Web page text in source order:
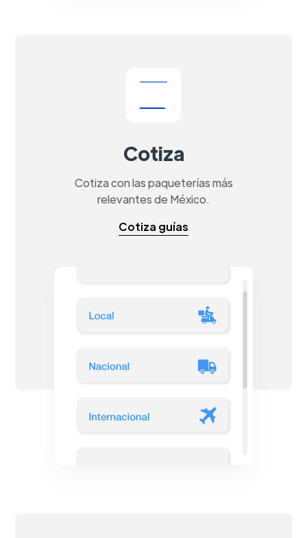
Cotiza
Cotiza con las paqueterías más
relevantes de México.
Cotiza guías